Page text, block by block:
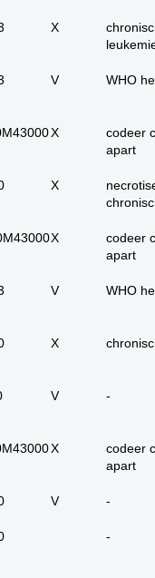
tumoren
melanomen in
digestivus
tot anus
totaal
totaal
X
V WHO
X
codeer
apart
X
X
codeer
apart
V WHO
X
V -
X
codeer
apart
V -
-